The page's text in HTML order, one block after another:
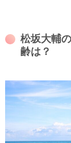
松坂大輔
齢は？